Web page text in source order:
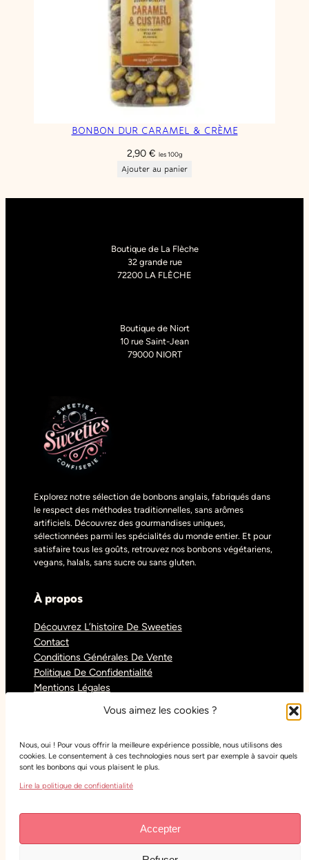
Vous aimez les cookies ?
Nous, oui ! Pour vous offrir la meilleure expérience possible, nous utilisons des
cookies. Le consentement à ces technologies nous sert par exemple à savoir quels
sont les bonbons qui vous plaisent le plus.
Lire la politique de confidentialité
Accepter
BONBON DUR CARAMEL & CRÈME
2,90 € les 100g
Ajouter au panier
Boutique de La Flèche
32 grande rue
72200 LA FLÈCHE
Boutique de Niort
10 rue Saint-Jean
79000 NIORT
Explorez notre sélection de bonbons anglais, fabriqués dans
le respect des méthodes traditionnelles, sans arômes
artificiels. Découvrez des gourmandises uniques,
sélectionnées parmi les spécialités du monde entier. Et pour
satisfaire tous les goûts, retrouvez nos bonbons végétariens,
vegans, halals, sans sucre ou sans gluten.
À propos
Découvrez L’histoire De Sweeties
Contact
Conditions Générales De Vente
Politique De Confidentialité
Mentions Légales
Réseaux sociaux
Instagram